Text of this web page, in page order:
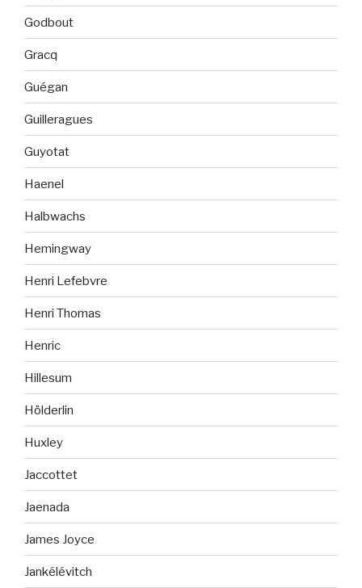
Godbout
Gracq
Guégan
Guilleragues
Guyotat
Haenel
Halbwachs
Hemingway
Henri Lefebvre
Henri Thomas
Henric
Hillesum
Hölderlin
Huxley
Jaccottet
Jaenada
James Joyce
Jankélévitch